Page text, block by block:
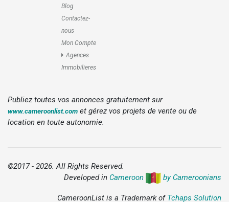
Blog
Contactez-
nous
Mon Compte
Agences
Immobilieres
Publiez toutes vos annonces gratuitement sur
www.cameroonlist.com et gérez vos projets de vente ou de
location en toute autonomie.
©2017 - 2026. All Rights Reserved.
Developed in Cameroon by Cameroonians
CameroonList is a Trademark ofTchaps Solution